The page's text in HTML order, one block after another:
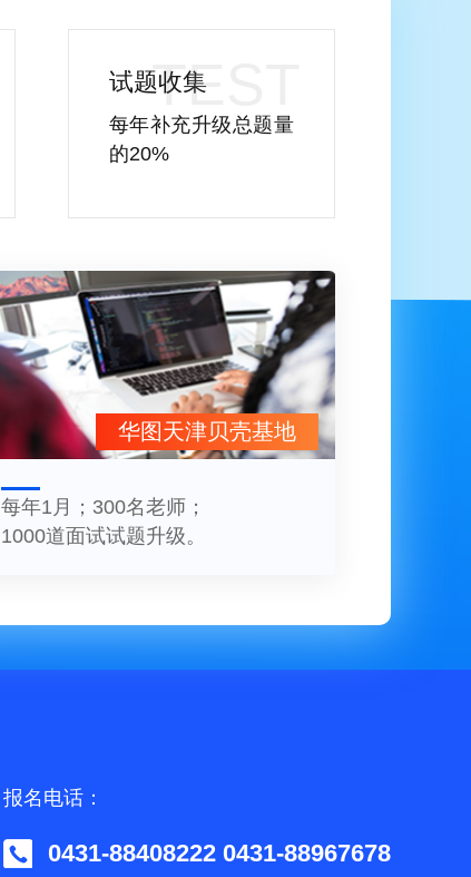
试题收集
每年补充升级总题量
的20%
华图天津贝壳基地
每年1月；300名老师；
1000道面试试题升级。
报名电话：
0431-88408222 0431-88967678